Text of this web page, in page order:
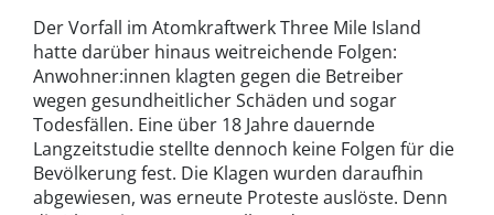
Der Vorfall im Atomkraftwerk Three Mile Island
hatte darüber hinaus weitreichende Folgen:
Anwohner:innen klagten gegen die Betreiber
wegen gesundheitlicher Schäden und sogar
Todesfällen. Eine über 18 Jahre dauernde
Langzeitstudie stellte dennoch keine Folgen für die
Bevölkerung fest. Die Klagen wurden daraufhin
abgewiesen, was erneute Proteste auslöste. Denn